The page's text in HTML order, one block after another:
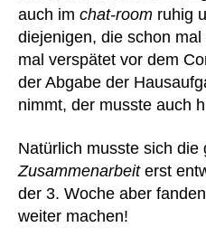
auch im chat-room ruhig
diejenigen, die schon
mal verspätet vor dem
der Abgabe der
nimmt, der musste auch
Natürlich musste sich die
Zusammenarbeiterst
der 3. Woche aber
weiter machen!